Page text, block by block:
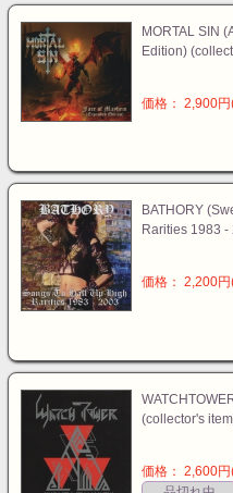
MORTAL SIN
Edition)
価格： 2,900
BATHORY
Rarities 1983 -
価格： 2,200
(collector's
価格： 2,600